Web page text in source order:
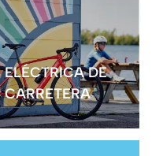
ELÉCTRICA DE
CARRETERA